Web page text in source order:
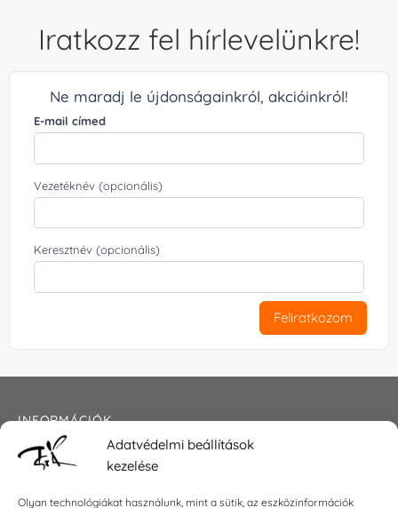
Adatvédelmi beállítások
kezelése
Olyan technológiákat használunk, mint a sütik, az eszközinformációk
Iratkozz fel hírlevelünkre!
Ne maradj le újdonságainkról, akcióinkról!
E-mail címed
Vezetéknév (opcionális)
Keresztnév (opcionális)
Feliratkozom
INFORMÁCIÓK
Általános szerződési feltételek
Impresszum